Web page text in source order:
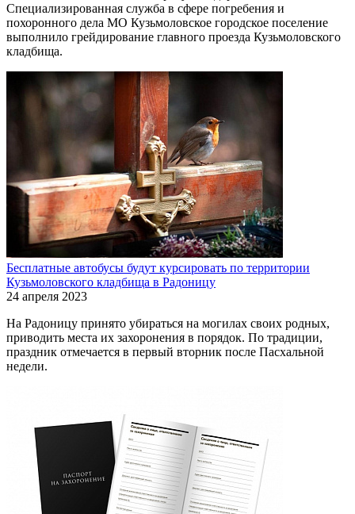
Специализированная служба в сфере погребения и
похоронного дела МО Кузьмоловское городское поселение
выполнило грейдирование главного проезда Кузьмоловского
кладбища.
Бесплатные автобусы будут курсировать по территории
Кузьмоловского кладбища в Радоницу
24 апреля 2023
На Радоницу принято убираться на могилах своих родных,
приводить места их захоронения в порядок. По традиции,
праздник отмечается в первый вторник после Пасхальной
недели.